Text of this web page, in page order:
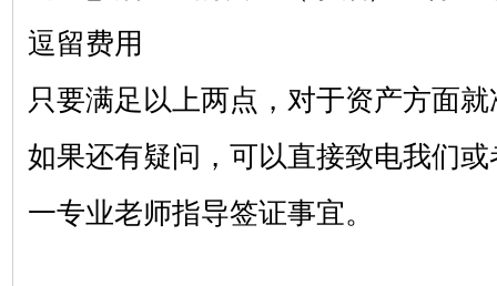
逗留费用
只要满足以上两点，对于资产方面
如果还有疑问，可以直接致电我们
一专业老师指导签证事宜。